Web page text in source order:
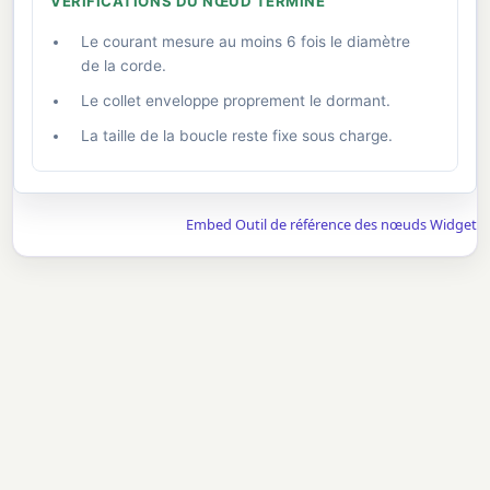
Le courant mesure au moins 6 fois le diamètre
de la corde.
Le collet enveloppe proprement le dormant.
La taille de la boucle reste fixe sous charge.
Embed Outil de référence des nœuds Widget